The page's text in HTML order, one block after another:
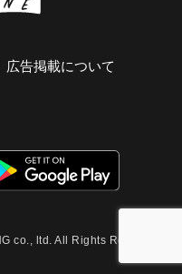
広告掲載について
co., ltd. All Rights Reserved.